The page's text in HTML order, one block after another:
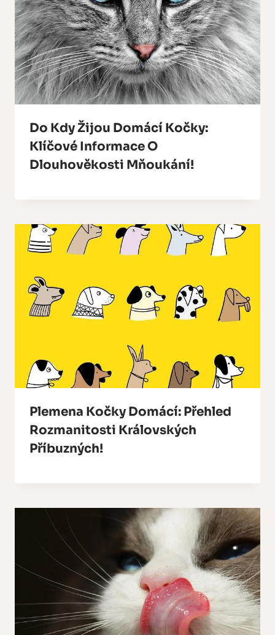
Do Kdy Žijou Domácí Kočky:
Klíčové Informace O
Dlouhověkosti Mňoukání!
Plemena Kočky Domácí: Přehled
Rozmanitosti Královských
Příbuzných!